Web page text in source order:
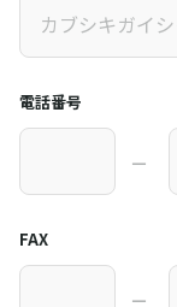
電話番号
―
FAX
―